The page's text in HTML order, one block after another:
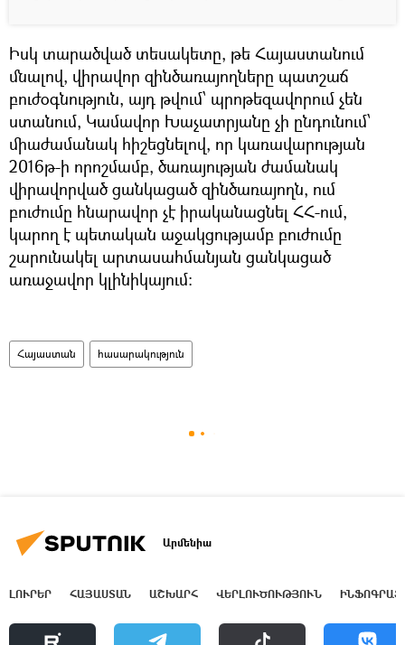
Իսկ տարածված տեսակետը, թե Հայաստանում
մնալով, վիրավոր զինծառայողները պատշաճ
բուժօգնություն, այդ թվում՝ պրոթեզավորում չեն
ստանում, Կամավոր Խաչատրյանը չի ընդունում՝
միաժամանակ հիշեցնելով, որ կառավարության
2016թ-ի որոշմամբ, ծառայության ժամանակ
վիրավորված ցանկացած զինծառայողն, ում
բուժումը հնարավոր չէ իրականացնել ՀՀ-ում,
կարող է պետական աջակցությամբ բուժումը
շարունակել արտասահմանյան ցանկացած
առաջավոր կլինիկայում:
Հայաստան հասարակություն
Արմենիա
ԼՈՒՐԵՐ ՀԱՅԱՍՏԱՆ ԱՇԽԱՐՀ ՎԵՐԼՈՒԾՈՒԹՅՈՒՆ